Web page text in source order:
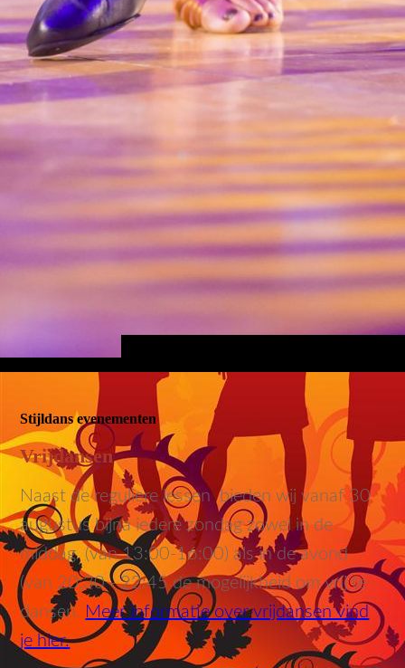
Stijldans evenementen
Vrijdansen
Naast de reguliere lessen bieden wij vanaf 30
augustus bijna iedere zondag zowel in de
middag (van 13:00-16:00) als in de avond
(van 20:30 - 22:45 de mogelijkheid om vrij te
dansen. Meer informatie over vrijdansen vind
je hier.